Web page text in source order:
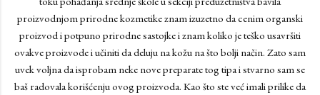
proizvodnjom prirodne kozmetike znam izuzetno da cenim organski
proizvod i potpuno prirodne sastojke i znam koliko je teško usavršiti
ovakve proizvode i učiniti da deluju na kožu na što bolji način. Zato sam
uvek voljna da isprobam neke nove preparate tog tipa i stvarno sam se
baš radovala korišćenju ovog proizvoda. Kao što ste već imali prilike da